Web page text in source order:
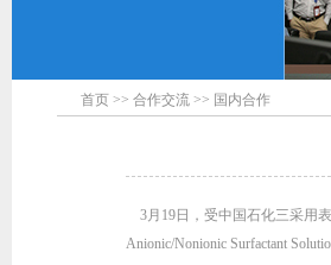
首页 >> 合作交流 >> 国内合作
3月19日，受中国石化三采用
Anionic/Nonionic Surfactant